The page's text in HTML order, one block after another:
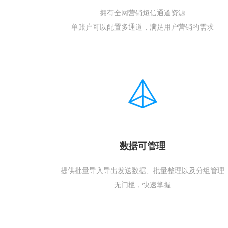
拥有全网营销短信通道资源
单账户可以配置多通道，满足用户营销的需求
数据可管理
提供批量导入导出发送数据、批量整理以及分组管理
无门槛，快速掌握